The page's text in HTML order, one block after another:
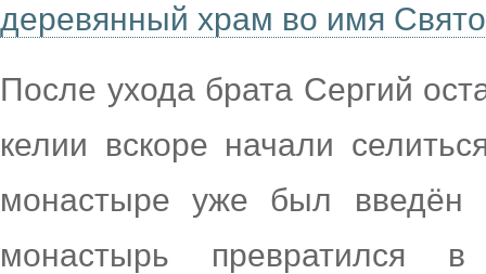
деревянный храм во имя
После ухода брата Сергий
келии вскоре начали
монастыре уже был введён
монастырь превратился